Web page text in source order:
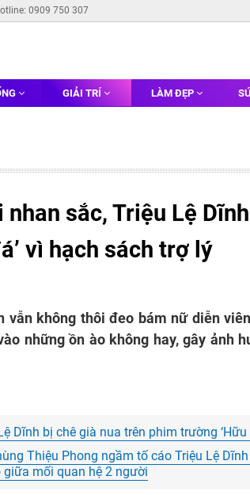
0909 750 307
GIẢI TRÍ LÀM ĐẸP
nhan sắc, Triệu Lệ
vì hạch sách trợ lý
vẫn không thôi đeo bám nữ diễn
những ồn ào không hay, gây ảnh
Dĩnh bị chê già nua trên phim trường ‘Hữu
Thiệu Phong ngầm tố cáo Triệu Lệ
mối quan hệ 2 người